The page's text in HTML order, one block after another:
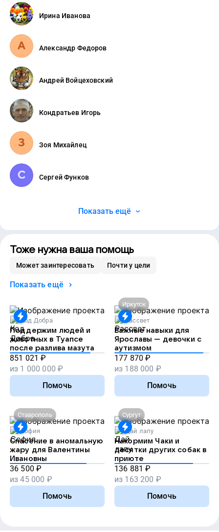
Ирина Иванова
Александр Федоров
Андрей Войцеховский
Кондратьев Игорь
Зоя Михайлец
Сергей Функов
Показать ещё
Тоже нужна ваша помощь
Может заинтересовать Почти у цели
Показать ещё
Код Добра
Поддержим людей и
животных в Туапсе
после разлива мазута
851 021 ₽
из 1 000 000 ₽
Помочь
Иркутск
Рассвет
Важные навыки для
Ярославы — девочки с
аутизмом
177 870 ₽
из 188 000 ₽
Помочь
Ставрополь
София
Спасение в аномальную
жару для Валентины
Ивановны
36 500 ₽
из45 000 ₽
Помочь
Сургут
Дай лапу
Накормим Чаки и
десятки других собак в
приюте
136 881 ₽
из 163 200 ₽
Помочь